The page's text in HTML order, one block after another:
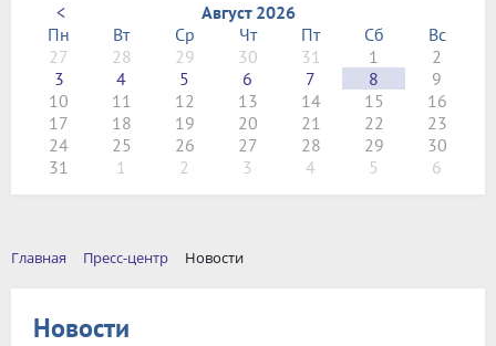
<
Август 2026
Пн
Вт Ср Чт Пт Сб
Вс
27
28 29 30 31 1
2
3
4 5 6 7 8
9
10
11 12 13 14 15
16
17
18 19 20 21 22
23
24
25 26 27 28 29
30
31
1 2 3 4 5 6
Главная Пресс-центр Новости
Новости